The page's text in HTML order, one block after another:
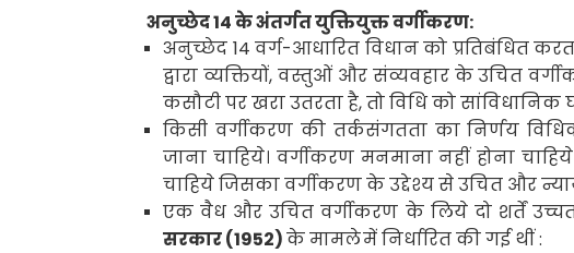
अनुच्छेद14के अंतर्गत युक्तियुक्त वर्गीकरण:
अनुच्छेद 14वर्ग-आधारित विधान को प्रतिबंधित
द्वारा व्यक्तियों,वस्तुओं और संव्यवहार के उचित
कसौटी पर खरा उतरता है,तो विधि को सांविधानिक
किसी वर्गीकरण की तर्कसंगतता का निर्णय
जाना चाहिये। वर्गीकरण मनमाना नहीं होना
चाहिये जिसका वर्गीकरण के उद्देश्य से उचित और
एक वैध और उचित वर्गीकरण के लिये दो शर्तें
सरकार (1952)के मामलेमें निर्धारित की गई थीं :